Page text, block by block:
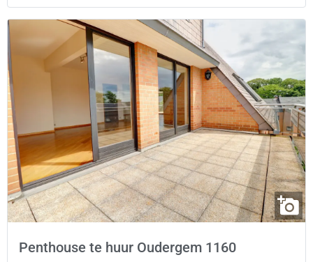
Penthouse te huur Oudergem 1160